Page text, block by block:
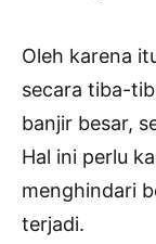
Oleh karena
secara tiba-
banjir besar,
Hal ini perlu
menghindari
terjadi.